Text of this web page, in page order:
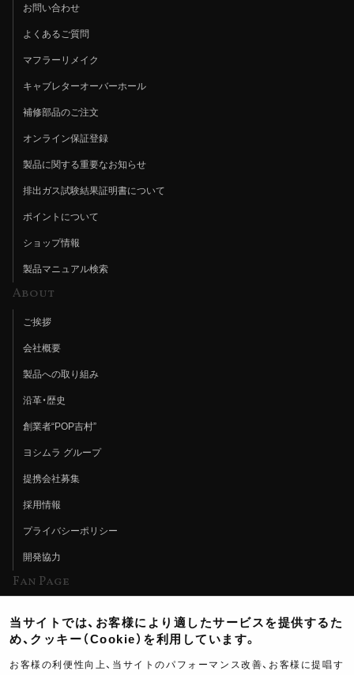
お問い合わせ
よくあるご質問
マフラーリメイク
キャブレターオーバーホール
補修部品のご注文
オンライン保証登録
製品に関する重要なお知らせ
排出ガス試験結果証明書について
ポイントについて
ショップ情報
製品マニュアル検索
About
ご挨拶
会社概要
製品への取り組み
沿革・歴史
創業者“POP吉村”
ヨシムラ グループ
提携会社募集
採用情報
プライバシーポリシー
開発協力
Fan Page
ヨシムラTV
イベント情報
当サイトでは、お客様により適したサービスを提供するた
め、クッキー（Cookie）を利用しています。
お客様の利便性向上、当サイトのパフォーマンス改善、お客様に提唱す